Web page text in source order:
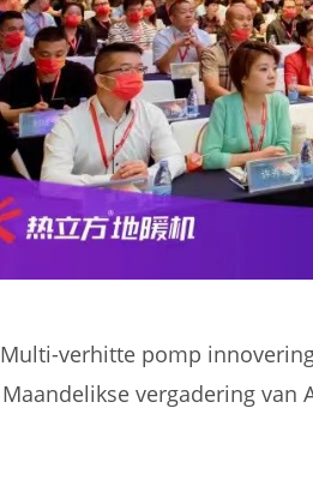
Multi-verhitte pomp
Maandelikse vergadering van